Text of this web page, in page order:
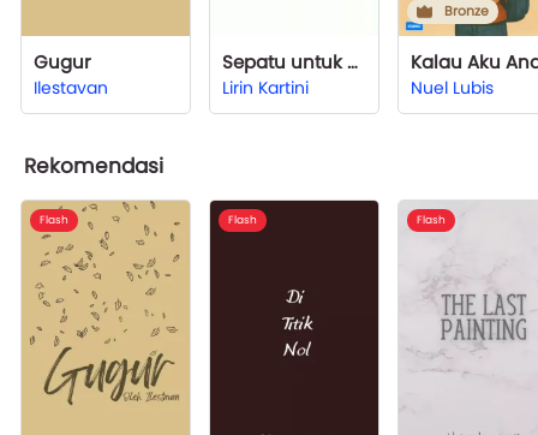
Gugur
Ilestavan
Sepatu untuk Alin
Lirin Kartini
Bronze
Nuel Lubis
Rekomendasi
Flash Flash Flash